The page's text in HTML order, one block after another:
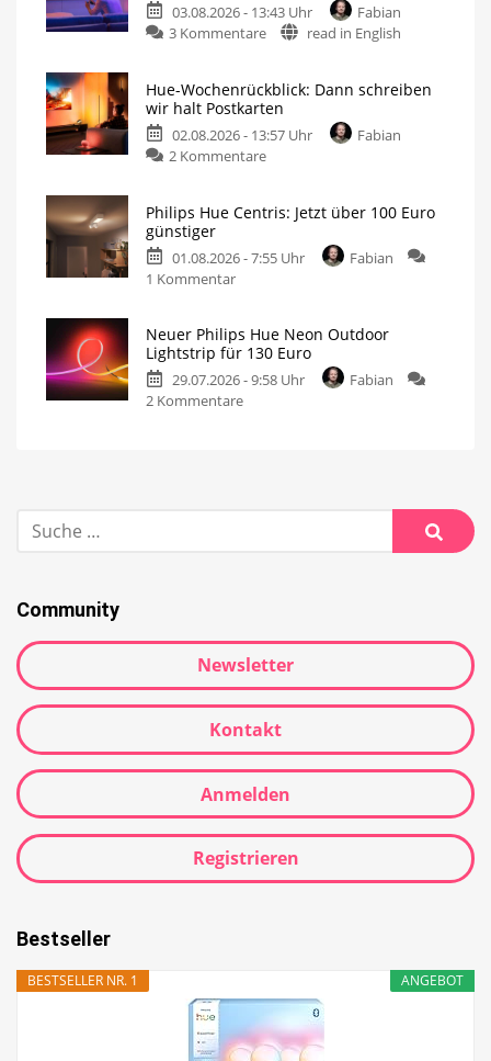
03.08.2026 - 13:43 Uhr
Fabian
3 Kommentare
read in English
Hue-Wochenrückblick: Dann schreiben
wir halt Postkarten
02.08.2026 - 13:57 Uhr
Fabian
2 Kommentare
Philips Hue Centris: Jetzt über 100 Euro
günstiger
01.08.2026 - 7:55 Uhr
Fabian
1 Kommentar
Neuer Philips Hue Neon Outdoor
Lightstrip für 130 Euro
29.07.2026 - 9:58 Uhr
Fabian
2 Kommentare
Community
Newsletter
Kontakt
Anmelden
Registrieren
Bestseller
ANGEBOT
BESTSELLER NR. 1